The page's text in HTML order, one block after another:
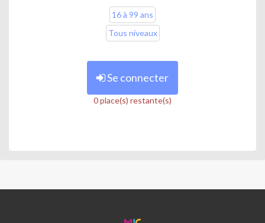
16 à 99 ans
Tous niveaux
Se connecter
0 place(s) restante(s)